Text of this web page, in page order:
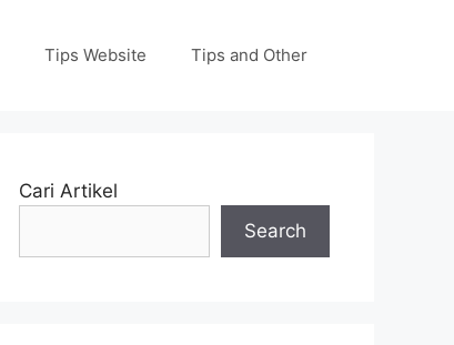
Tips Website Tips and Other
Cari Artikel
Search